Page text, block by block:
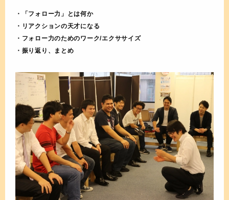
・「フォロー力」とは何か
・リアクションの天才になる
・フォロー力のためのワーク/エクササイズ
・振り返り、まとめ